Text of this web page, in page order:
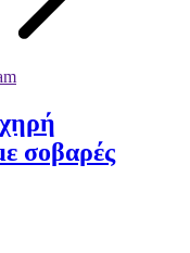
σοβαρές